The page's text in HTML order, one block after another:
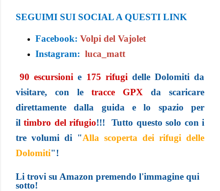
SEGUIMI SUI SOCIAL A QUESTI LINK
Facebook: Volpi del Vajolet
Instagram: luca_matt
90 escursionie 175 rifugi delle Dolomiti da
visitare, con le tracce GPX da scaricare
direttamente dalla guida e lo spazio per
il timbro del rifugio!!! Tutto questo solo con i
tre volumi di "Alla scoperta dei rifugi delle
Dolomiti"!
Li trovi su Amazon premendo l'immagine qui
sotto!